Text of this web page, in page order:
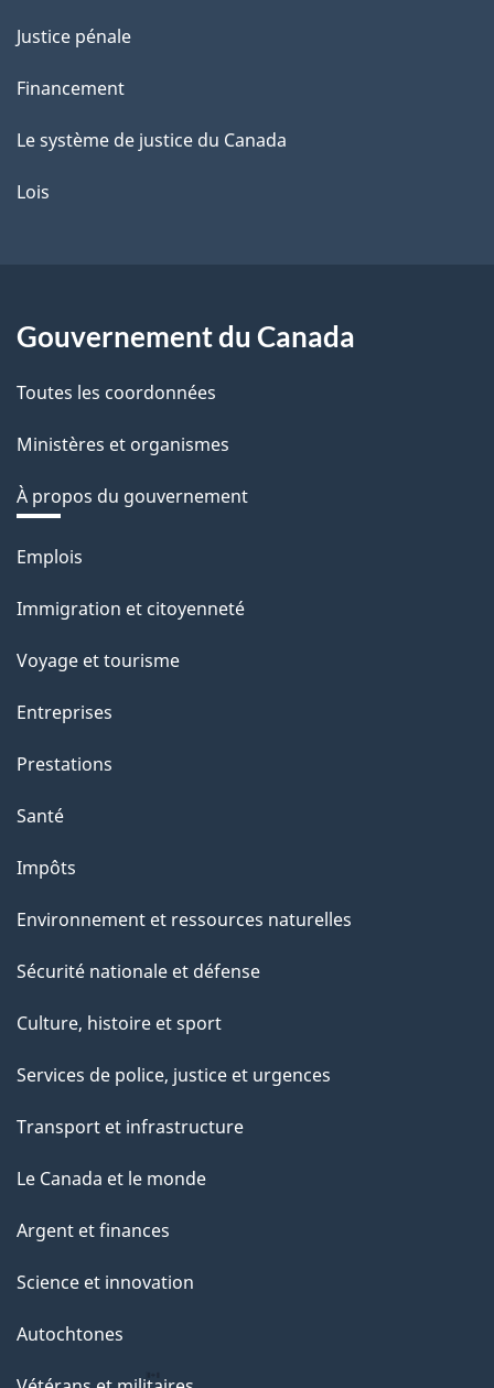
Justice pénale
Financement
Le système de justice du Canada
Lois
Gouvernement du Canada
Toutes les coordonnées
Ministères et organismes
À propos du gouvernement
Thèmes
sujets
Emplois
Immigration et citoyenneté
Voyage et tourisme
Entreprises
Prestations
Santé
Impôts
Environnement et ressources naturelles
Sécurité nationale et défense
Culture, histoire et sport
Services de police, justice et urgences
Transport et infrastructure
Le Canada et le monde
Argent et finances
Science et innovation
Autochtones